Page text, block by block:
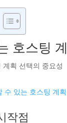
호스팅
작점